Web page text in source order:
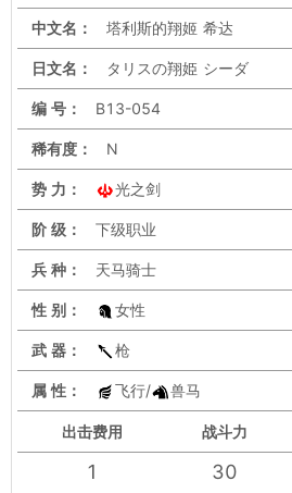
中文名： 塔利斯的翔姬 希达
日文名： タリスの翔姫 シーダ
编 号： B13-054
稀有度： N
势 力： 光之剑
阶 级： 下级职业
兵 种： 天马骑士
性 别： 女性
武 器： 枪
属 性： 飞行/ 兽马
出击费用 战斗力
1 30